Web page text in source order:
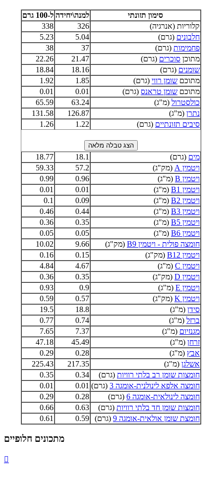
סימון תזונתי למנה\יחידה ל-100 גרם
קלוריות (אנרגיה)
326
338
חלבונים (גרם) 5.04
5.23
פחמימות (גרם) 37
38
מתוכן סוכרים (גרם) 21.47
22.26
שומנים (גרם) 18.16
18.84
מתוכם שומן רווי (גרם) 1.85
1.92
מתוכם שומן טראנס (גרם) 0.01
0.01
כולסטרול (מ"ג) 63.24
65.59
נתרן (מ"ג) 126.87
131.58
סיבים תזונתיים (גרם) 1.22
1.26
מים (גרם) 18.1
18.77
ויטמין A
(מק"ג) 57.2
59.33
ויטמין B
(מ"ג) 0.96
0.99
ויטמין B1
(מ"ג) 0.01
0.01
ויטמין B2
(מ"ג) 0.09
0.1
ויטמין B3
(מ"ג) 0.44
0.46
ויטמין B5
(מ"ג) 0.35
0.36
ויטמין B6
(מ"ג) 0.05
0.05
חומצה פולית - ויטמין B9
(מק"ג) 9.66
10.02
ויטמין B12
(מק"ג) 0.15
0.16
ויטמין C
(מ"ג) 4.67
4.84
ויטמין D
(מק"ג) 0.35
0.36
ויטמין E
(מ"ג) 0.9
0.93
ויטמין K
(מק"ג) 0.57
0.59
סידן (מ"ג) 18.8
19.5
ברזל (מ"ג) 0.74
0.77
מגנזיום (מ"ג) 7.37
7.65
זרחן (מ"ג) 45.49
47.18
אבץ (מ"ג) 0.28
0.29
אשלגן (מ"ג) 217.35
225.43
חומצות שומן רב בלתי רוויות (גרם) 0.34
0.35
חומצה אלפא לינולנית-אומגה 3
(גרם) 0.01
0.01
חומצה לינולאית-אומגה 6
(גרם) 0.28
0.29
חומצות שומן חד בלתי רוויות (גרם) 0.63
0.66
חומצת שומן אולאית-אומגה 9
(גרם) 0.59
0.61
מתכונים חלופיים
